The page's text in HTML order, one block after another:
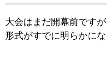
大会はまだ開幕前です
形式がすでに明らかにな